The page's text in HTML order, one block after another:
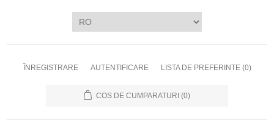
ÎNREGISTRARE AUTENTIFICARE LISTA DE PREFERINTE (0)
COS DE CUMPARATURI (0)